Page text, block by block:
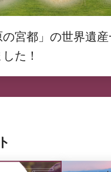
の宮都」の世界遺
た！